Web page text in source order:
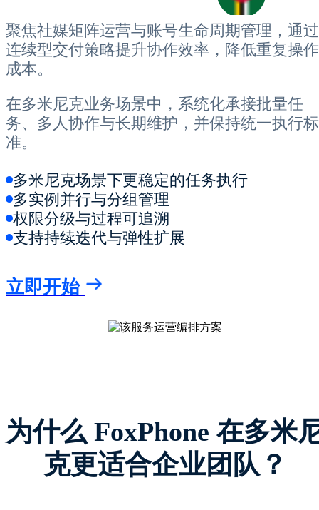
聚焦社媒矩阵运营与账号生命周期管理，通过
连续型交付策略提升协作效率，降低重复操作
成本。
在多米尼克业务场景中，系统化承接批量任
务、多人协作与长期维护，并保持统一执行标
准。
多米尼克场景下更稳定的任务执行
多实例并行与分组管理
权限分级与过程可追溯
支持持续迭代与弹性扩展
立即开始
为什么 FoxPhone 在多米
克更适合企业团队？